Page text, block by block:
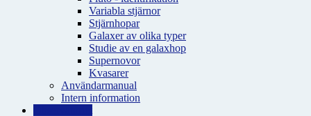
Variabla stjärnor
Stjärnhopar
Galaxer av olika typer
Studie av en galaxhop
Supernovor
Kvasarer
Användarmanual
Intern information